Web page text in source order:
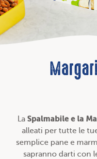
La Spalmabile e la
alleati per tutte le
semplice pane e
sapranno darti con